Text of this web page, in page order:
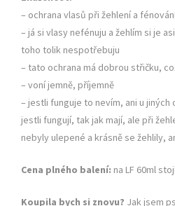
– ochrana vlasů při žehlení a
– já si vlasy nefénuju a žehlím si je
toho tolik nespotřebuju
– tato ochrana má dobrou střičku,
– voní jemně, příjemně
– jestli funguje to nevím, ani u jiných
jestli fungují, tak jak mají, ale při
nebyly ulepené a krásně se žehlily,
Cena plného balení: na LF 60ml
Koupila bych si znovu? Jak jsem